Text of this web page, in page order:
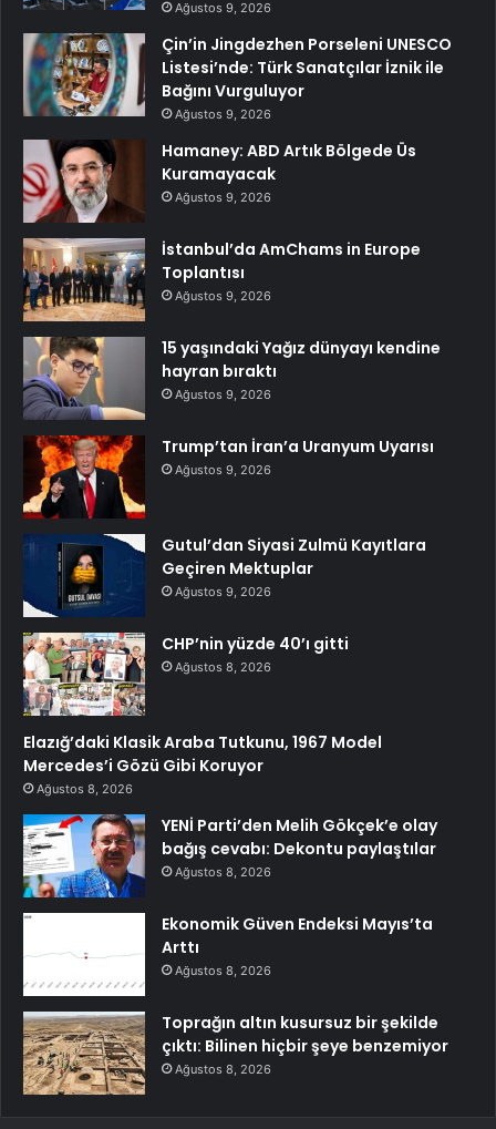
Ağustos 9, 2026
Çin’in Jingdezhen Porseleni UNESCO
Listesi’nde: Türk Sanatçılar İznik ile
Bağını Vurguluyor
Ağustos 9, 2026
Hamaney: ABD Artık Bölgede Üs
Kuramayacak
Ağustos 9, 2026
İstanbul’da AmChams in Europe
Toplantısı
Ağustos 9, 2026
15 yaşındaki Yağız dünyayı kendine
hayran bıraktı
Ağustos 9, 2026
Trump’tan İran’a Uranyum Uyarısı
Ağustos 9, 2026
Gutul’dan Siyasi Zulmü Kayıtlara
Geçiren Mektuplar
Ağustos 9, 2026
CHP’nin yüzde 40’ı gitti
Ağustos 8, 2026
Elazığ’daki Klasik Araba Tutkunu, 1967 Model
Mercedes’i Gözü Gibi Koruyor
Ağustos 8, 2026
YENİ Parti’den Melih Gökçek’e olay
bağış cevabı: Dekontu paylaştılar
Ağustos 8, 2026
Ekonomik Güven Endeksi Mayıs’ta
Arttı
Ağustos 8, 2026
Toprağın altın kusursuz bir şekilde
çıktı: Bilinen hiçbir şeye benzemiyor
Ağustos 8, 2026